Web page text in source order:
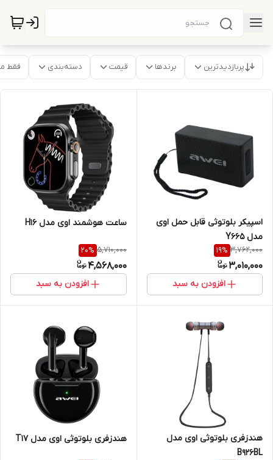
پربازدیدترین برندها قیمت دسته‌بندی فقط
اسپیکر بلوتوثی قابل حمل اوی
مدل Y665
3,762,000
19%
3,010,000
افزودن به سبد
ساعت هوشمند اوی مدل H16
5,710,000
20%
4,568,000
افزودن به سبد
هندزفری بلوتوثی اوی مدل
B926BL
هندزفری بلوتوثی اوی مدل T17